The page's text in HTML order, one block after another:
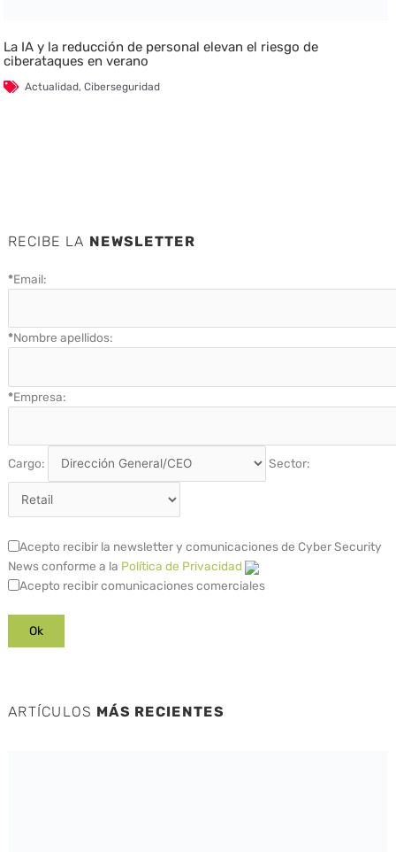
La IA y la reducción de personal elevan el riesgo de
ciberataques en verano
Actualidad,Ciberseguridad
RECIBE LA NEWSLETTER
*Email:
*Nombre apellidos:
*Empresa:
Cargo: Sector:
Acepto recibir la newsletter y comunicaciones de Cyber Security
News conforme a la Política de Privacidad
Acepto recibir comunicaciones comerciales
ARTÍCULOS MÁS RECIENTES